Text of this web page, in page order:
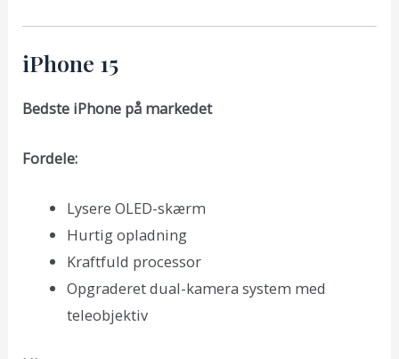
iPhone 15
Bedste iPhone på markedet
Fordele:
Lysere OLED-skærm
Hurtig opladning
Kraftfuld processor
Opgraderet dual-kamera system med
teleobjektiv